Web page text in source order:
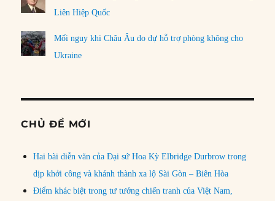
Liên Hiệp Quốc
Mối nguy khi Châu Âu do dự hỗ trợ phòng không cho
Ukraine
CHỦ ĐỀ MỚI
Hai bài diễn văn của Đại sứ Hoa Kỳ Elbridge Durbrow trong
dịp khởi công và khánh thành xa lộ Sài Gòn – Biên Hòa
Điểm khác biệt trong tư tưởng chiến tranh của Việt Nam,